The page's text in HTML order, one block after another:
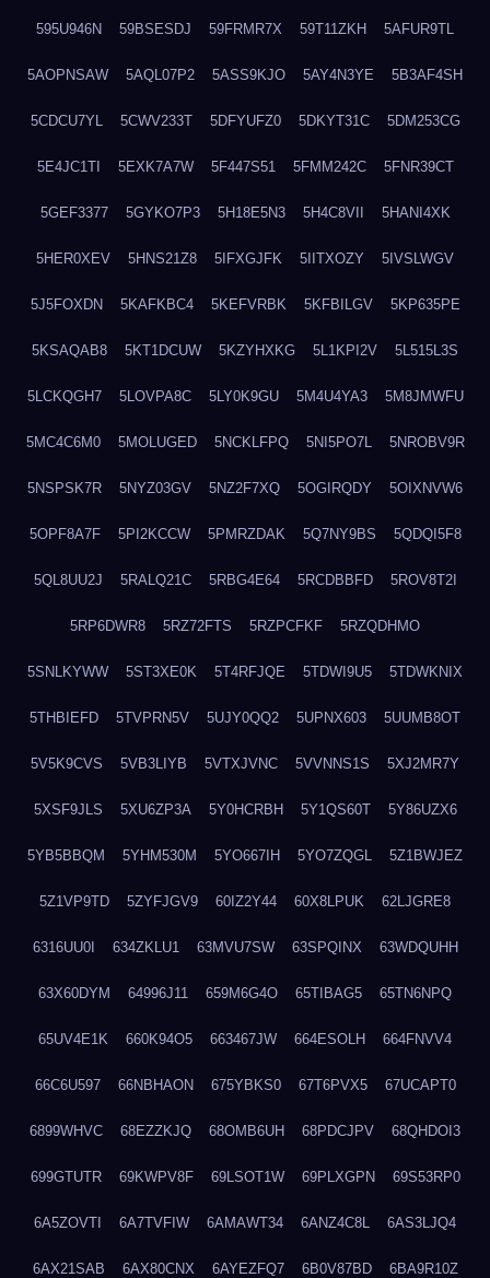
595U946N 59BSESDJ 59FRMR7X 59T11ZKH 5AFUR9TL
5AOPNSAW 5AQL07P2 5ASS9KJO 5AY4N3YE 5B3AF4SH
5CDCU7YL 5CWV233T 5DFYUFZ0 5DKYT31C 5DM253CG
5E4JC1TI 5EXK7A7W 5F447S51 5FMM242C 5FNR39CT
5GEF3377 5GYKO7P3 5H18E5N3 5H4C8VII 5HANI4XK
5HER0XEV 5HNS21Z8 5IFXGJFK 5IITXOZY 5IVSLWGV
5J5FOXDN 5KAFKBC4 5KEFVRBK 5KFBILGV 5KP635PE
5KSAQAB8 5KT1DCUW 5KZYHXKG 5L1KPI2V 5L515L3S
5LCKQGH7 5LOVPA8C 5LY0K9GU 5M4U4YA3 5M8JMWFU
5MC4C6M0 5MOLUGED 5NCKLFPQ 5NI5PO7L 5NROBV9R
5NSPSK7R 5NYZ03GV 5NZ2F7XQ 5OGIRQDY 5OIXNVW6
5OPF8A7F 5PI2KCCW 5PMRZDAK 5Q7NY9BS 5QDQI5F8
5QL8UU2J 5RALQ21C 5RBG4E64 5RCDBBFD 5ROV8T2I
5RP6DWR8 5RZ72FTS 5RZPCFKF 5RZQDHMO
5SNLKYWW 5ST3XE0K 5T4RFJQE 5TDWI9U5 5TDWKNIX
5THBIEFD 5TVPRN5V 5UJY0QQ2 5UPNX603 5UUMB8OT
5V5K9CVS 5VB3LIYB 5VTXJVNC 5VVNNS1S 5XJ2MR7Y
5XSF9JLS 5XU6ZP3A 5Y0HCRBH 5Y1QS60T 5Y86UZX6
5YB5BBQM 5YHM530M 5YO667IH 5YO7ZQGL 5Z1BWJEZ
5Z1VP9TD 5ZYFJGV9 60IZ2Y44 60X8LPUK 62LJGRE8
6316UU0I 634ZKLU1 63MVU7SW 63SPQINX 63WDQUHH
63X60DYM 64996J11 659M6G4O 65TIBAG5 65TN6NPQ
65UV4E1K 660K94O5 663467JW 664ESOLH 664FNVV4
66C6U597 66NBHAON 675YBKS0 67T6PVX5 67UCAPT0
6899WHVC 68EZZKJQ 68OMB6UH 68PDCJPV 68QHDOI3
699GTUTR 69KWPV8F 69LSOT1W 69PLXGPN 69S53RP0
6A5ZOVTI 6A7TVFIW 6AMAWT34 6ANZ4C8L 6AS3LJQ4
6AX21SAB 6AX80CNX 6AYEZFQ7 6B0V87BD 6BA9R10Z